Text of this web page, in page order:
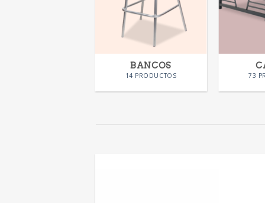
BANCOS
14 PRODUCTOS 73